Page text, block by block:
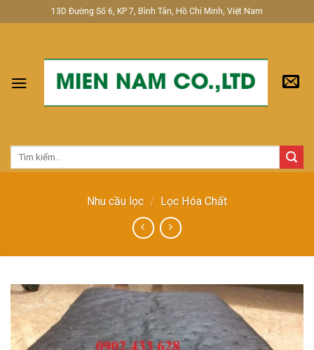
to
13D Đường Số 6, KP 7, Bình Tân, Hồ Chí Minh, Việt Nam
Tìm
Nhu cầu lọc / Lọc Hóa Chất